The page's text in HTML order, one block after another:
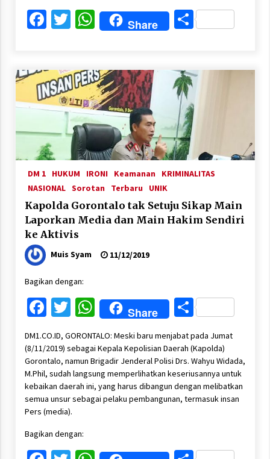
Facebook
Twitter
WhatsApp
Share Share
DM 1 HUKUM IRONI Keamanan
KRIMINALITAS
NASIONAL Sorotan Terbaru UNIK
Kapolda Gorontalo tak Setuju Sikap Main
Laporkan Media dan Main Hakim Sendiri
ke Aktivis
Muis Syam 11/12/2019
Bagikan dengan:
Facebook
Twitter
WhatsApp
Share Share
DM1.CO.ID, GORONTALO: Meski baru menjabat pada Jumat
(8/11/2019) sebagai Kepala Kepolisian Daerah (Kapolda)
Gorontalo, namun Brigadir Jenderal Polisi Drs. Wahyu Widada,
M.Phil, sudah langsung memperlihatkan keseriusannya untuk
kebaikan daerah ini, yang harus dibangun dengan melibatkan
semua unsur sebagai pelaku pembangunan, termasuk insan
Pers (media).
Bagikan dengan: